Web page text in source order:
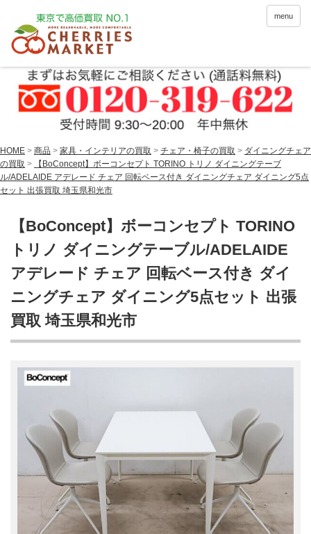
menu
HOME > 商品 > 家具・インテリアの買取 > チェア・椅子の買取 > ダイニングチェア
の買取 >
【BoConcept】ボーコンセプト TORINO トリノ ダイニングテーブ
ル/ADELAIDE アデレード チェア 回転ベース付き ダイニングチェア ダイニング5点
セット 出張買取 埼玉県和光市
【BoConcept】ボーコンセプト TORINO
トリノ ダイニングテーブル/ADELAIDE
アデレード チェア 回転ベース付き ダイ
ニングチェア ダイニング5点セット 出張
買取 埼玉県和光市